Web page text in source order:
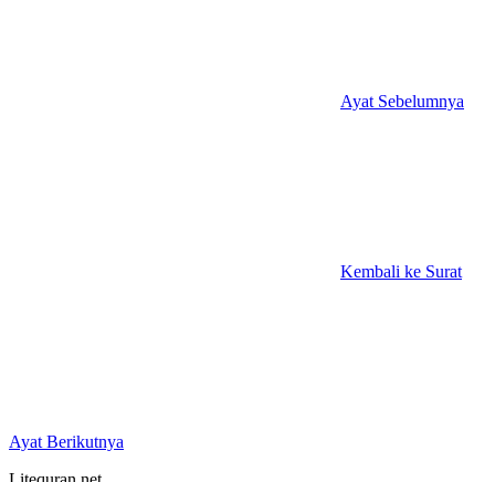
Ayat Sebelumnya
Kembali ke Surat
Ayat Berikutnya